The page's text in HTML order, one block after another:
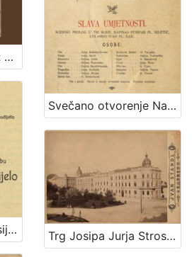
Starčevićeva himna : op. 189 / uglasbio F. S. Vilhar ; spjevao dr. August Harambašić
Svečano društveno sijelo / priređuje Hrvatski katolički kasino u Zagrebu
Svečano otvorenje Nar. hrv. zem. kazališta : dne 14. listopada 1895.
Trg Josipa Jurja Strossmayera / Ivan Standl